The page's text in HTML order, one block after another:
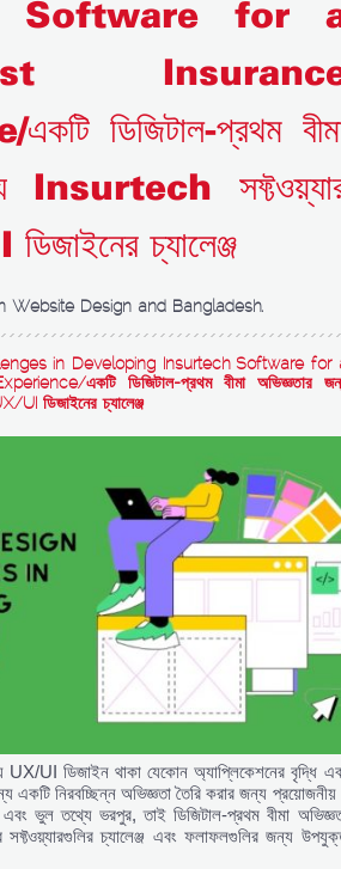
Software for
ডিজিটাল-প্রথম
Insurtech
চ্যালেঞ্জ
Website Design and Bangladesh.
in Developing Insurtech Software for
একটি ডিজিটাল-প্রথম বীমা অভিজ্ঞতার
UI ডিজাইনের চ্যালেঞ্জ
UX/UI ডিজাইন থাকা যেকোন অ্যাপ্লিকেশনের বৃদ্ধি
একটি নিরবচ্ছিন্ন অভিজ্ঞতা তৈরি করার জন্য
এবং ভুল তথ্যে ভরপুর, তাই ডিজিটাল-প্রথম বীমা
চ্যালেঞ্জ এবং ফলাফলগুলির জন্য